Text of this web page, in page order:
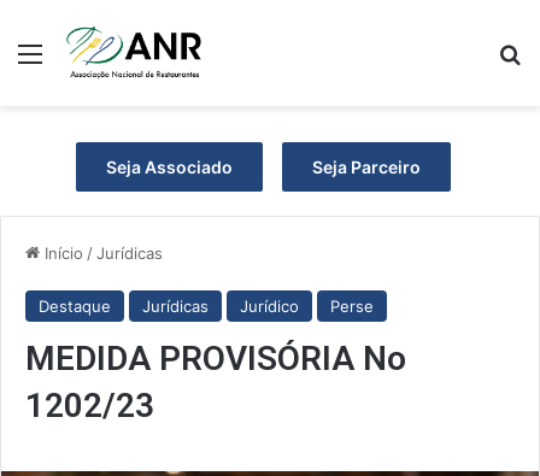
Menu
Seja Associado Seja Parceiro
Início /Jurídicas
Destaque Jurídicas Jurídico Perse
MEDIDA PROVISÓRIA No
1202/23